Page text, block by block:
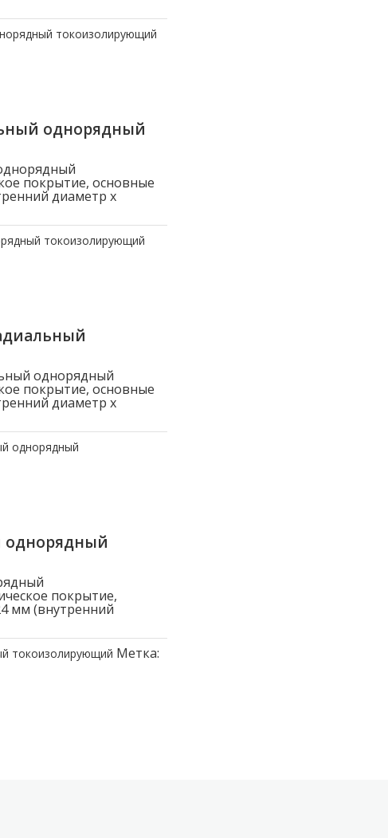
токоизолирующий
однорядный
покрытие, основные
диаметр x
токоизолирующий
однорядный
покрытие, основные
диаметр x
однорядный
однорядный
покрытие,
мм (внутренний
токоизолирующий Метка: